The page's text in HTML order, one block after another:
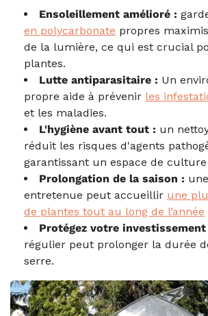
Ensoleillement amélioré :
en polycarbonate propres
de la lumière, ce qui est crucial
plantes.
Lutte antiparasitaire : Un
propre aide à prévenir les
et les maladies.
L'hygiène avant tout : un
réduit les risques d'agents
garantissant un espace de
Prolongation de la saison :
entretenue peut accueillir une
de plantes tout au long de l’année
Protégez votre investissement
régulier peut prolonger la durée
serre.